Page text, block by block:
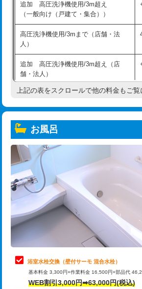
追加 高圧洗浄機使用/3m超え
（一般向け（戸建て・集合））
高圧洗浄機使用/3mまで（店舗・法
人）
追加 高圧洗浄機使用/3m超え（店
舗・法人）
高度高圧洗浄換
トーラー機使用/3mまで
追加トーラー機使用/3m超え
カメラ調査
桝清掃
止水・漏水調査・防水処理・清掃・修
理・調整・分解・加工など（軽作業）
止水・漏水調査・防水処理・清掃・修
理・調整・分解・加工など（中作業）
止水・漏水調査・防水処理・清掃・修
理・調整・分解・加工など（重作業）
上記の表をスクロールで他の料金もご覧
お風呂
浴室水栓交換（壁付サーモ 混合水栓）
基本料金 3,300円+作業料金 16,500円+部品代
WEB割引3,000円➡63,000円(税込)